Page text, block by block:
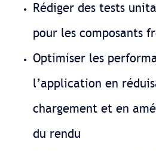
Rédiger des tests
pour les composants
Optimiser les
l’application en
chargement et en
du rendu